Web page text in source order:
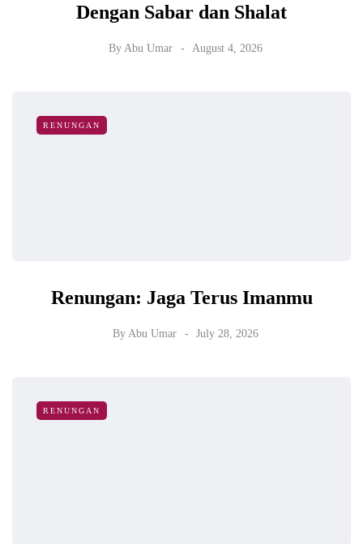
Dengan Sabar dan Shalat
By Abu Umar August 4, 2026
RENUNGAN
Renungan: Jaga Terus Imanmu
By Abu Umar July 28, 2026
RENUNGAN